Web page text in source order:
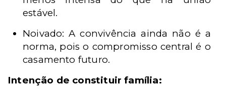
estável.
Noivado: A convivência ainda não é a
norma, pois o compromisso central é o
casamento futuro.
Intenção de constituir família: